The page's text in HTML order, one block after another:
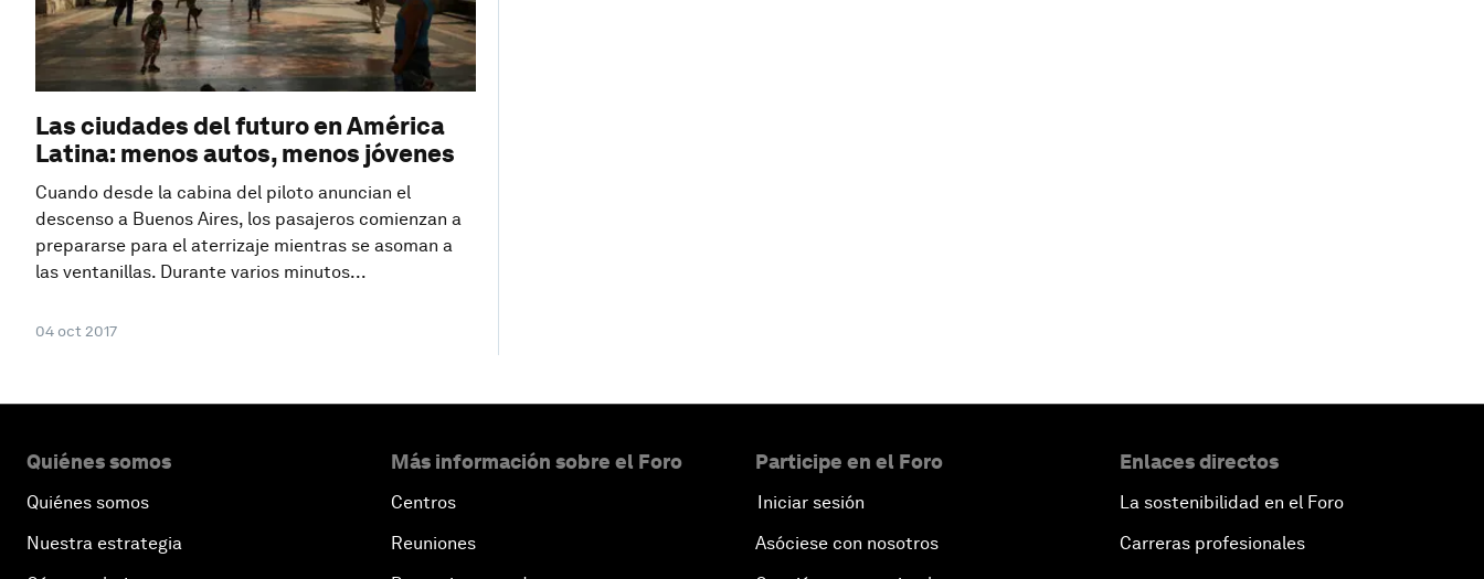
Las ciudades del futuro en América
Latina: menos autos, menos jóvenes
Cuando desde la cabina del piloto anuncian el
descenso a Buenos Aires, los pasajeros comienzan a
prepararse para el aterrizaje mientras se asoman a
las ventanillas. Durante varios minutos...
04 oct 2017
Quiénes somos
Quiénes somos
Nuestra estrategia
Más información sobre el Foro
Centros
Reuniones
Participe en el Foro
Iniciar sesión
Asóciese con nosotros
Enlaces directos
La sostenibilidad en el Foro
Carreras profesionales